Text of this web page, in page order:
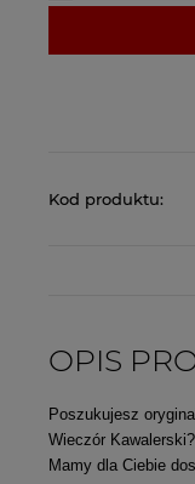
Kod produktu:
OPIS
Poszukujesz
Wieczór Kawalerski?
Mamy dla Ciebie